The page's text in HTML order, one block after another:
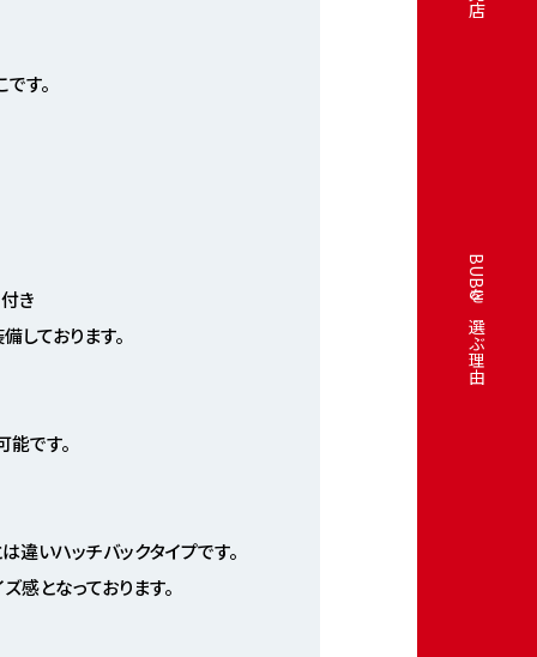
BUBUを選ぶ理由
す。
き
しております。
です。
違いハッチバックタイプです。
感となっております。